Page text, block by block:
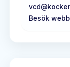
Besök